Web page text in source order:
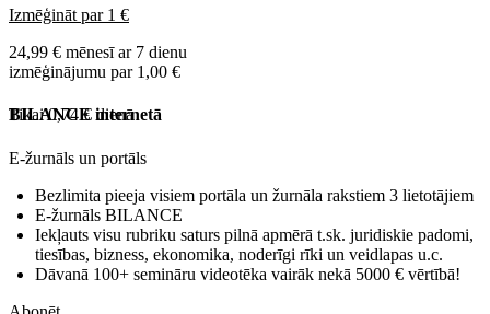
Izmēģināt par 1 €
24,99 € mēnesī ar 7 dienu
izmēģinājumu par 1,00 €
Tikai 0,74 € dienā
BILANCE internetā
E-žurnāls un portāls
Bezlimita pieeja visiem portāla un žurnāla rakstiem 3 lietotājiem
E-žurnāls BILANCE
Iekļauts visu rubriku saturs pilnā apmērā t.sk. juridiskie padomi,
tiesības, bizness, ekonomika, noderīgi rīki un veidlapas u.c.
Dāvanā 100+ semināru videotēka vairāk nekā 5000 € vērtībā!